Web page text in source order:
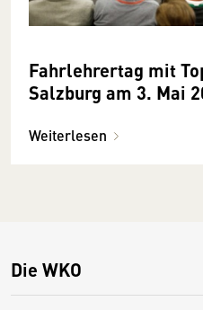
Fahrlehrertag mit
Salzburg am 3. Mai
Weiterlesen
Die WKO